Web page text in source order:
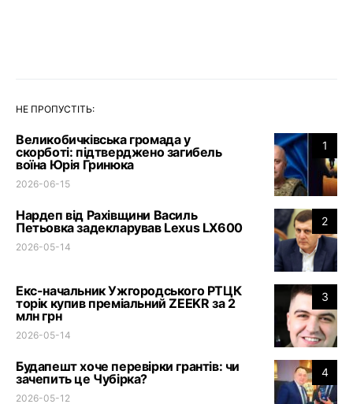
НЕ ПРОПУСТІТЬ:
1
Великобичківська громада у
скорботі: підтверджено загибель
воїна Юрія Гринюка
2026-06-15
2
Нардеп від Рахівщини Василь
Петьовка задекларував Lexus LX600
2026-05-14
3
Екс-начальник Ужгородського РТЦК
торік купив преміальний ZEEKR за 2
млн грн
2026-05-14
4
Будапешт хоче перевірки грантів: чи
зачепить це Чубірка?
2026-05-12